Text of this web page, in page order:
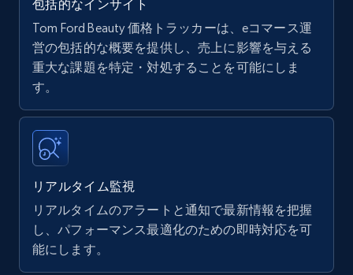
Amazon products - find products by using
upc numbers
Title, Seller name, Brand, Description, Initial
price, Currency, Availability, Reviews count, and
35.3K+
Amazon Reviews
URL, Product name, Product rating, Product
包括的なインサイト
Tom Ford Beauty 価格トラッカーは、eコマース運
営の包括的な概要を提供し、売上に影響を与える
重大な課題を特定・対処することを可能にしま
す。
リアルタイム監視
リアルタイムのアラートと通知で最新情報を把握
し、パフォーマンス最適化のための即時対応を可
能にします。